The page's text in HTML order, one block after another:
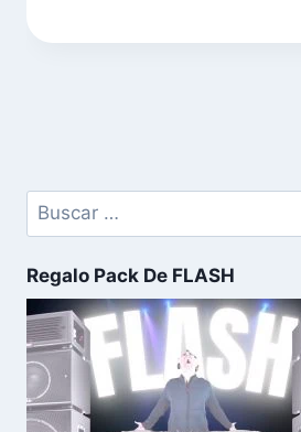
Regalo Pack De FLASH